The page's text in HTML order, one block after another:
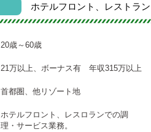
ホテルフロント、レストラ
20歳～60歳
21万以上、ボーナス有 年収315万以上
首都圏、他リゾート地
ホテルフロント、レスロランでの調
理・サービス業務。